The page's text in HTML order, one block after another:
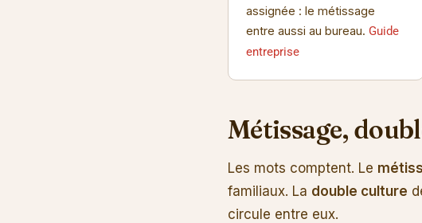
assignée : le métissage
entre aussi au bureau. Guide
entreprise
Métissage,
Les mots comptent. Le
familiaux. La double culture
circule entre eux.